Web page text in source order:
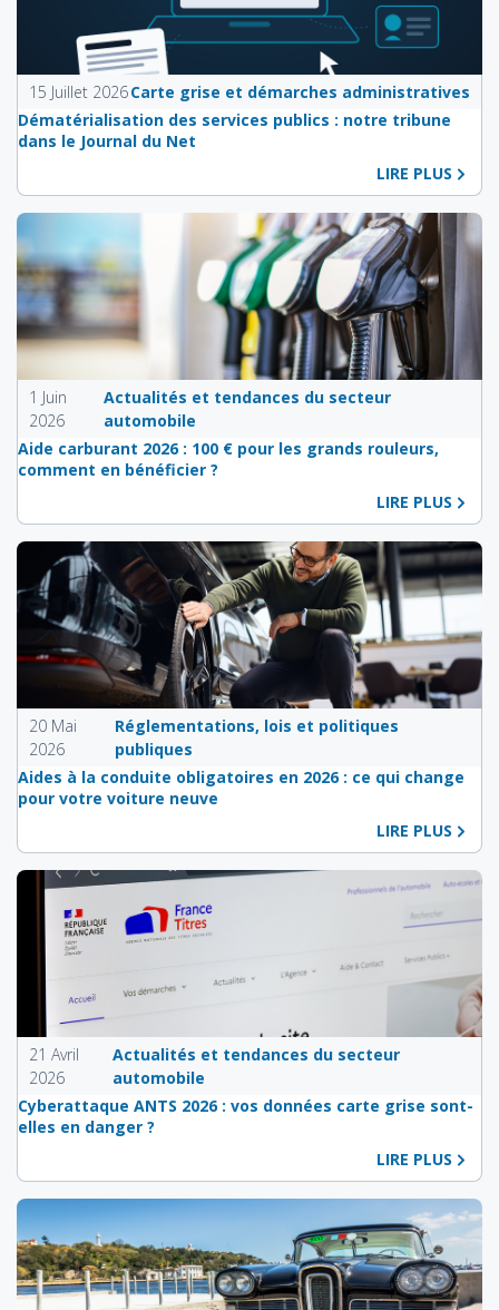
15 Juillet 2026Carte grise et démarches administratives
Dématérialisation des services publics : notre tribune
dans le Journal du Net
LIRE PLUS
1 Juin
2026
Actualités et tendances du secteur
automobile
Aide carburant 2026 : 100 € pour les grands rouleurs,
comment en bénéficier ?
LIRE PLUS
20 Mai
2026
Réglementations, lois et politiques
publiques
Aides à la conduite obligatoires en 2026 : ce qui change
pour votre voiture neuve
LIRE PLUS
21 Avril
2026
Actualités et tendances du secteur
automobile
Cyberattaque ANTS 2026 : vos données carte grise sont-
elles en danger ?
LIRE PLUS